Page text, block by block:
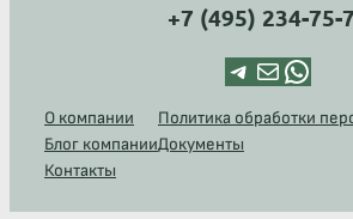
+7 (495) 234-75-
Telegram Почта WhatsApp
О компании
Блог компании
Контакты
Политика обработки
Документы